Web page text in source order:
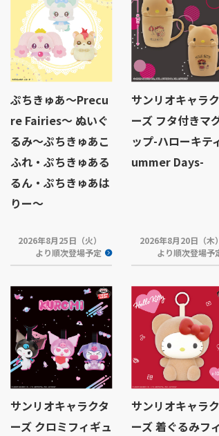
ぷちきゅあ～Precu
re Fairies～ ぬいぐ
るみ～ぷちきゅあこ
ふれ・ぷちきゅある
るん・ぷちきゅあは
りー～
2026年8月25日（火）
より順次登場予定
サンリオキャラ
ーズ フタ付きマ
ップ-ハローキテ
ummer Days-
2026年8月20日（木）
より順次登場予
サンリオキャラクタ
ーズ クロミフィギュ
サンリオキャラ
ーズ 着ぐるみフ